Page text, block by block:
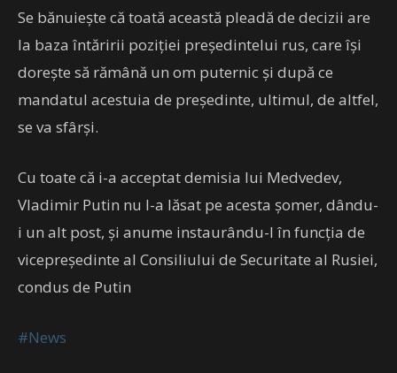
Se bănuiește că toată această pleadă de decizii are
la baza întăririi poziției președintelui rus, care își
dorește să rămână un om puternic și după ce
mandatul acestuia de președinte, ultimul, de altfel,
se va sfârși.
Cu toate că i-a acceptat demisia lui Medvedev,
Vladimir Putin nu l-a lăsat pe acesta șomer, dându-
i un alt post, și anume instaurându-l în funcția de
vicepreședinte al Consiliului de Securitate al Rusiei,
condus de Putin
#News